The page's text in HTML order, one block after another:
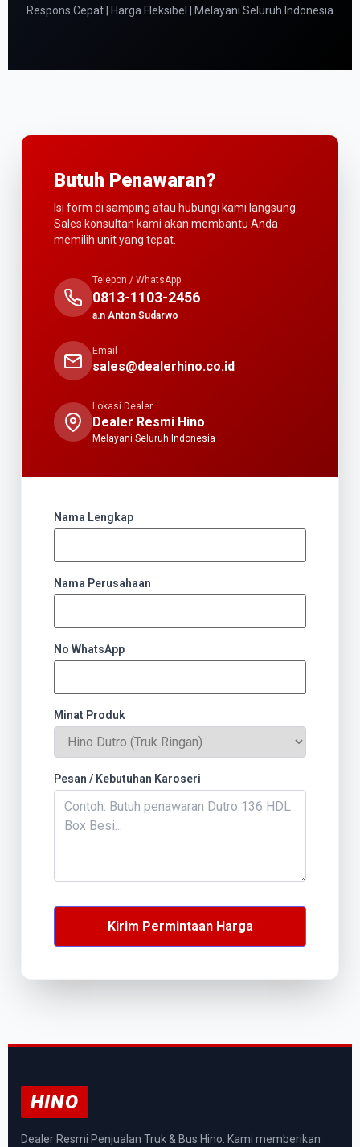
Respons Cepat | Harga Fleksibel | Melayani Seluruh Indonesia
Butuh Penawaran?
Isi form di samping atau hubungi kami langsung.
Sales konsultan kami akan membantu Anda
memilih unit yang tepat.
Telepon / WhatsApp
0813-1103-2456
a.n Anton Sudarwo
Email
sales@dealerhino.co.id
Lokasi Dealer
Dealer Resmi Hino
Melayani Seluruh Indonesia
Nama Lengkap
Nama Perusahaan
No WhatsApp
Minat Produk
Pesan / Kebutuhan Karoseri
Kirim Permintaan Harga
HINO
Dealer Resmi Penjualan Truk & Bus Hino. Kami memberikan